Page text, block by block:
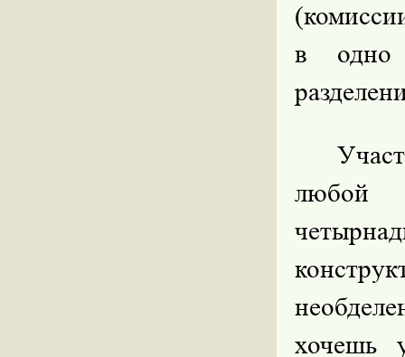
в одно
любой
хочешь